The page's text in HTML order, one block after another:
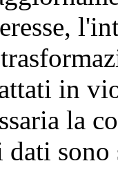
in
la
sono